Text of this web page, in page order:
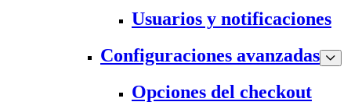
Usuarios y notificaciones
Configuraciones avanzadas
Opciones del checkout